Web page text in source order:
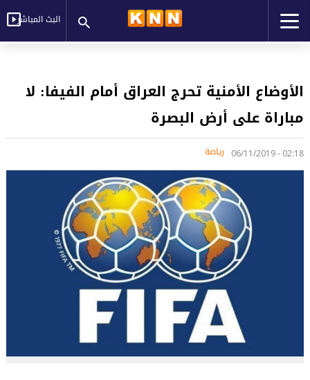
البث المباشر
الأوضاع الأمنية تحرج العراق أمام الفيفا: لا
مباراة على أرض البصرة
02:18 - 06/11/2019 رياضة